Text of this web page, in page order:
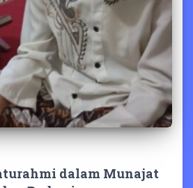
dalam Munajat